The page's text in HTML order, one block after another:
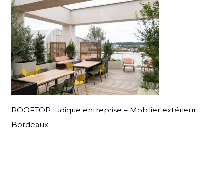
ROOFTOP ludique entreprise – Mobilier extérieur
Bordeaux